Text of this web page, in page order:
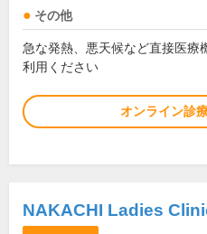
その他
急な発熱、悪天候など直接医療
利用ください
オンライン診
NAKACHI Ladies